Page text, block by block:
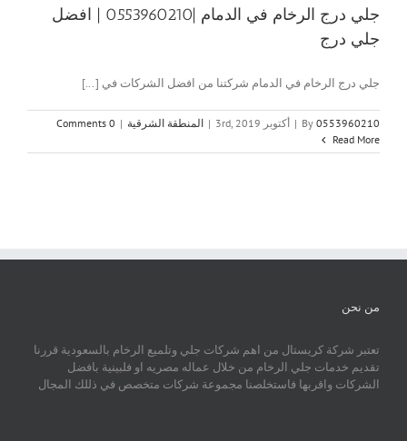
جلي درج الرخام في الدمام |0553960210 | افضل
جلي درج
جلي درج الرخام في الدمام شركتنا من افضل الشركات في [...]
By 0553960210
| أكتوبر 3rd, 2019 | المنطقة الشرقية |
0 Comments
Read More
من نحن
تعتبر شركة كريستال من اهم شركات جلي وتلميع الرخام بالسعودية قررنا
تقديم خدمات جلي الرخام من خلال عماله مصريه او فلبينية بافضل
الشركات واقربها فاستخلصنا مجموعة شركات متخصص في ذللك المجال